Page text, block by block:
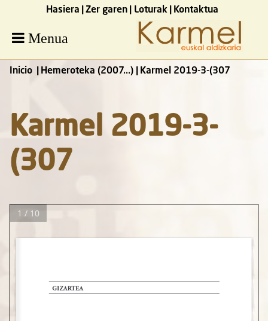
Hasiera Zer garen Loturak Kontaktua
Menua
Inicio Hemeroteka (2007...) Karmel 2019-3-(307
Karmel 2019-3-
(307
1 / 10